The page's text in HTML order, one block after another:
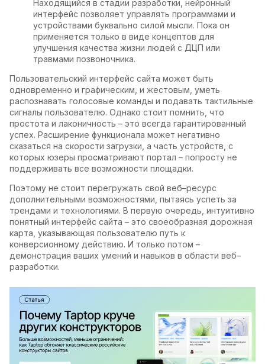
Находящийся в стадии разработки, нейронный
интерфейс позволяет управлять программами и
устройствами буквально силой мысли. Пока он
применяется только в виде концептов для
улучшения качества жизни людей с ДЦП или
травмами позвоночника.
Пользовательский интерфейс сайта может быть
одновременно и графическим, и жестовым, уметь
распознавать голосовые команды и подавать тактильные
сигналы пользователю. Однако стоит помнить, что
простота и лаконичность – это всегда гарантированный
успех. Расширение функционала может негативно
сказаться на скорости загрузки, а часть устройств, с
которых юзеры просматривают портал – попросту не
поддерживать все возможности площадки.
Поэтому не стоит перегружать свой веб–ресурс
дополнительными возможностями, пытаясь успеть за
трендами и технологиями. В первую очередь, интуитивно
понятный интерфейс сайта – это своеобразная дорожная
карта, указывающая пользователю путь к
конверсионному действию. И только потом –
демонстрация ваших умений и навыков в области веб–
разработки.